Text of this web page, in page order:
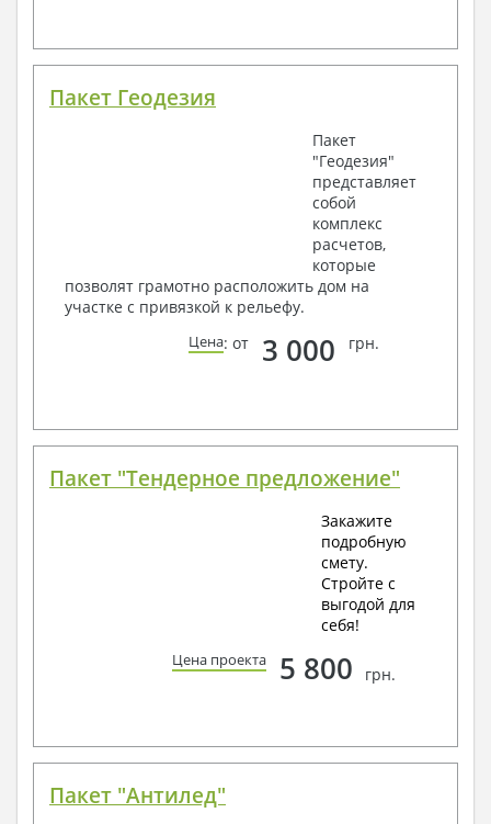
Пакет Геодезия
Пакет
"Геодезия"
представляет
собой
комплекс
расчетов,
которые
позволят грамотно расположить дом на
участке с привязкой к рельефу.
Цена: от 3 000 грн.
Пакет "Тендерное предложение"
Закажите
подробную
смету.
Стройте с
выгодой для
себя!
Цена проекта 5 800 грн.
Пакет "Антилед"